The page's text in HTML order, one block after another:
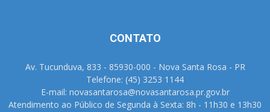
CONTATO
Av. Tucunduva, 833 - 85930-000 - Nova Santa Rosa - PR
Telefone: (45) 3253 1144
E-mail: novasantarosa@novasantarosa.pr.gov.br
Atendimento ao Público de Segunda à Sexta: 8h - 11h30 e 13h30